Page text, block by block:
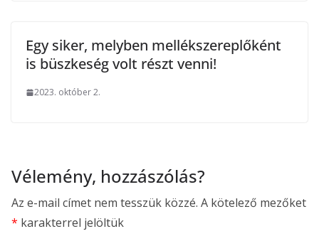
Egy siker, melyben mellékszereplőként
is büszkeség volt részt venni!
2023. október 2.
Vélemény, hozzászólás?
Az e-mail címet nem tesszük közzé. A kötelező mezőket
* karakterrel jelöltük